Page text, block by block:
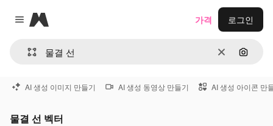
Close menu
Magnific
지우기이미지
가격 로그인
AI 생성 이미지 만들기 AI 생성 동영상 만들기 AI 생성 아이콘 만
물결 선 벡터